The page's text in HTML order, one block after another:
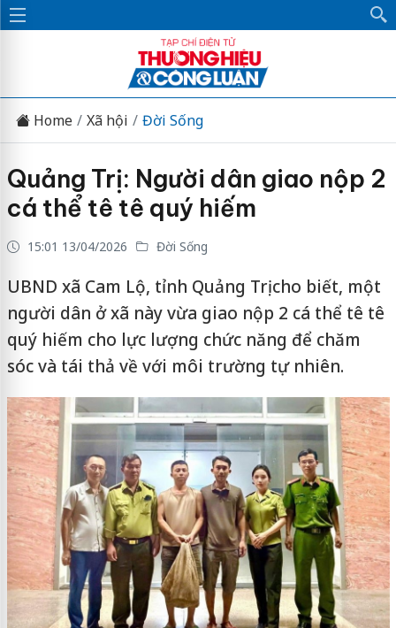
Home Xã hội Đời Sống
Quảng Trị: Người dân giao nộp 2
cá thể tê tê quý hiếm
15:01 13/04/2026 Đời Sống
UBND xã Cam Lộ, tỉnh Quảng Trị cho biết, một
người dân ở xã này vừa giao nộp 2 cá thể tê tê
quý hiếm cho lực lượng chức năng để chăm
sóc và tái thả về với môi trường tự nhiên.